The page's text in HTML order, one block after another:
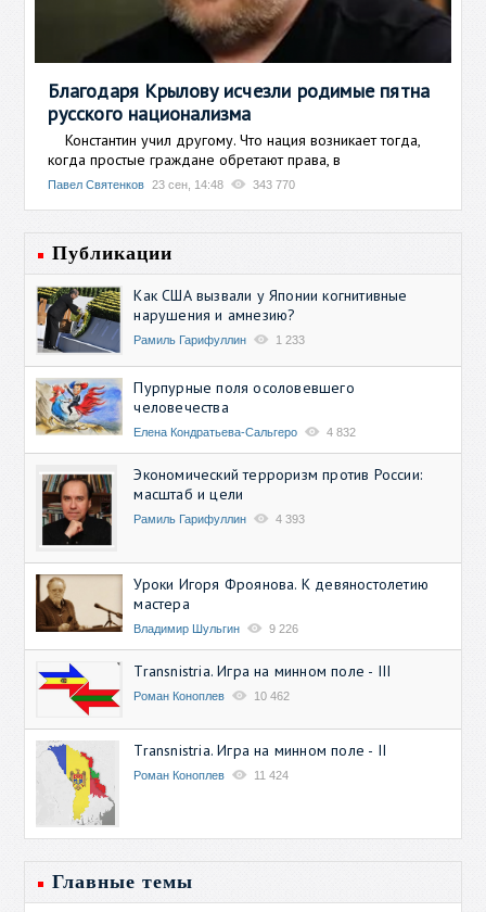
Благодаря Крылову исчезли родимые пятна
русского национализма
Константин учил другому. Что нация возникает тогда,
когда простые граждане обретают права, в
Павел Святенков 23 сен, 14:48 343 770
Публикации
Как США вызвали у Японии когнитивные
нарушения и амнезию?
Рамиль Гарифуллин 1 233
Пурпурные поля осоловевшего
человечества
Елена Кондратьева-Сальгеро 4 832
Экономический терроризм против России:
масштаб и цели
Рамиль Гарифуллин 4 393
Уроки Игоря Фроянова. К девяностолетию
мастера
Владимир Шульгин 9 226
Transnistria. Игра на минном поле - III
Роман Коноплев 10 462
Transnistria. Игра на минном поле - II
Роман Коноплев 11 424
Главные темы